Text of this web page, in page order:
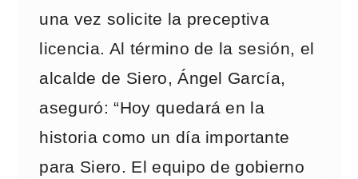
una vez solicite la preceptiva
licencia. Al término de la sesión, el
alcalde de Siero, Ángel García,
aseguró: “Hoy quedará en la
historia como un día importante
para Siero. El equipo de gobierno